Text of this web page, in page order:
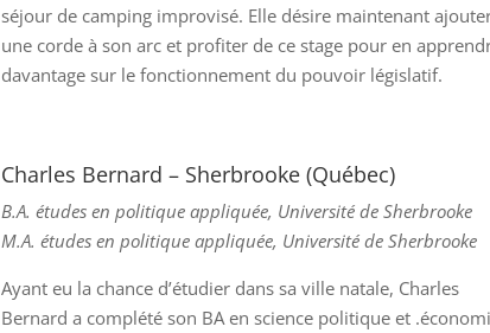
séjour de camping improvisé. Elle désire maintenant
une corde à son arc et profiter de ce stage pour en
davantage sur le fonctionnement du pouvoir législatif.
Charles Bernard – Sherbrooke (Québec)
B.A. études en politique appliquée, Université de Sherbrooke
M.A. études en politique appliquée, Université de Sherbrooke
Ayant eu la chance d’étudier dans sa ville natale, Charles
Bernard a complété son BA en science politique et